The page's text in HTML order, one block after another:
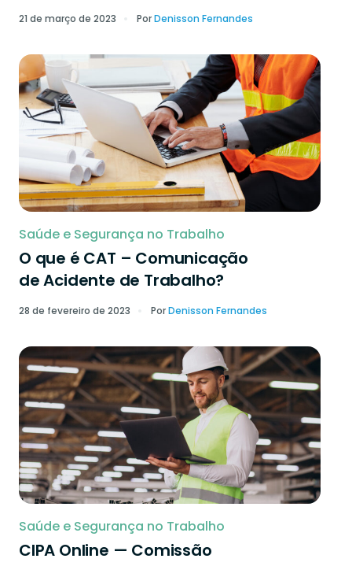
21 de março de 2023 PorDenisson Fernandes
Saúde e Segurança no Trabalho
O que é CAT – Comunicação
de Acidente de Trabalho?
28 de fevereiro de 2023 PorDenisson Fernandes
Saúde e Segurança no Trabalho
CIPA Online — Comissão